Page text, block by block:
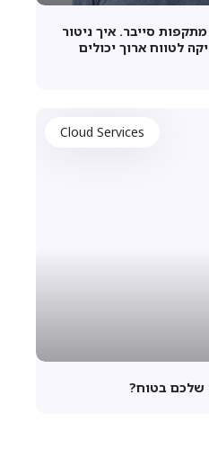
סייבר. איך ניטור
לטווח ארוך יכולים
Cloud Services
שלכם בטוח?